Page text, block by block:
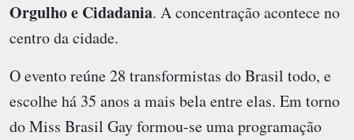
Orgulho e Cidadania. A concentração acontece no
centro da cidade.
O evento reúne 28 transformistas do Brasil todo, e
escolhe há 35 anos a mais bela entre elas. Em torno
do Miss Brasil Gay formou-se uma programação